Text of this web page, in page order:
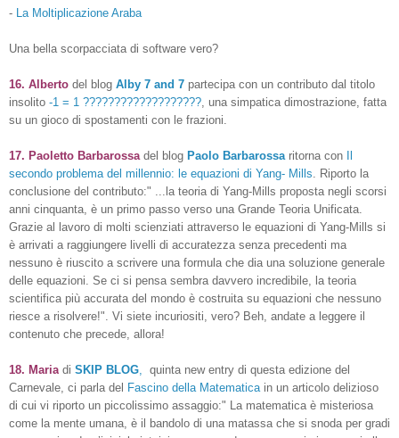
- La Moltiplicazione Araba
Una bella scorpacciata di software vero?
16. Alberto del blog Alby 7 and 7 partecipa con un contributo dal titolo
insolito -1 = 1 ??????????????????? una simpatica dimostrazione, fatta
su un gioco di spostamenti con le frazioni.
17. Paoletto Barbarossa del blog Paolo Barbarossa ritorna con
secondo problema del millennio: le equazioni di Yang- Mills . Riporto la
conclusione del contributo:" ...
la teoria di Yang-Mills proposta negli scorsi
anni cinquanta, è un primo passo verso una Grande Teoria Unificata.
Grazie al lavoro di molti scienziati attraverso le equazioni di Yang-Mills si
è arrivati a raggiungere livelli di accuratezza senza precedenti ma
nessuno è riuscito a scrivere una formula che dia una soluzione generale
delle equazioni. Se ci si pensa sembra davvero incredibile, la teoria
scientifica più accurata del mondo è costruita su equazioni che nessuno
riesce a risolvere!". Vi siete incuriositi, vero? Beh, andate a leggere il
contenuto che precede, allora!
18. Maria di SKIP BLOG
quinta new entry di questa edizione del
Carnevale, ci parla del Fascino della Matematica in un articolo delizioso
di cui vi riporto un piccolissimo assaggio:" La matematica è misteriosa
come la mente umana, è il bandolo di una matassa che si snoda per gradi